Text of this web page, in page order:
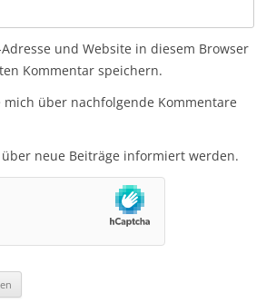
und Website in diesem Browser
Kommentar speichern.
mich über nachfolgende Kommentare
über neue Beiträge informiert werden.